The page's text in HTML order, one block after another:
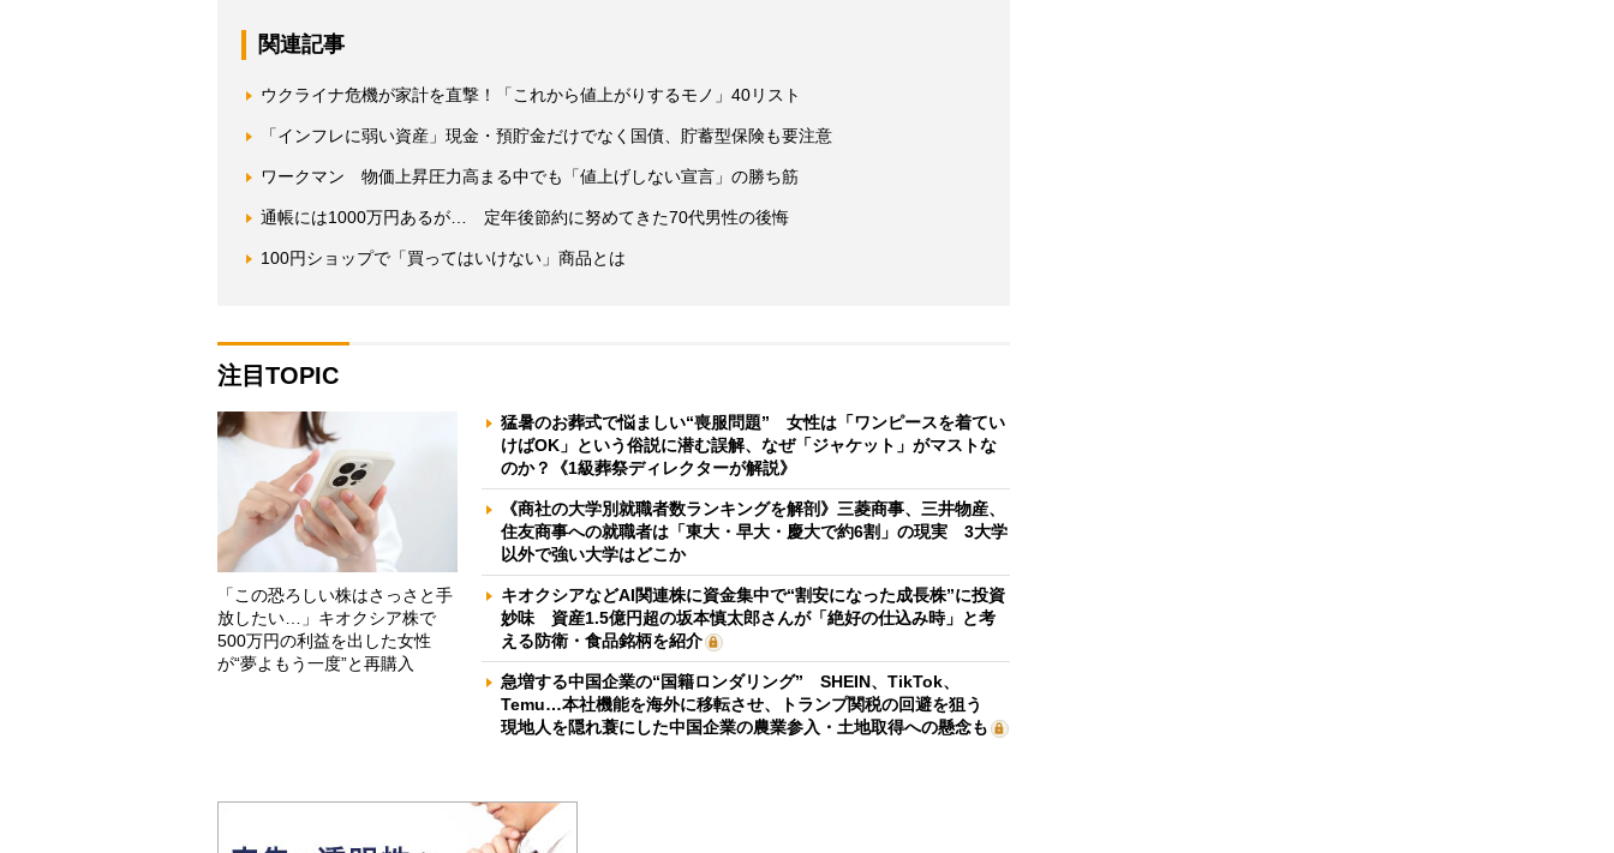
関連記事
ウクライナ危機が家計を直撃！「これから値上がりするモノ」40リスト
「インフレに弱い資産」現金・預貯金だけでなく国債、貯蓄型保険も要注意
ワークマン 物価上昇圧力高まる中でも「値上げしない宣言」の勝ち筋
通帳には1000万円あるが… 定年後節約に努めてきた70代男性の後悔
100円ショップで「買ってはいけない」商品とは
注目TOPIC
「この恐ろしい株はさっさと手
放したい…」キオクシア株で
500万円の利益を出した女性
が“夢よもう一度”と再購入
猛暑のお葬式で悩ましい“喪服問題” 女性は「ワンピースを着てい
けばOK」という俗説に潜む誤解、なぜ「ジャケット」がマストな
のか？《1級葬祭ディレクターが解説》
《商社の大学別就職者数ランキングを解剖》三菱商事、三井物産、
住友商事への就職者は「東大・早大・慶大で約6割」の現実 3大学
以外で強い大学はどこか
キオクシアなどAI関連株に資金集中で“割安になった成長株”に投資
妙味 資産1.5億円超の坂本慎太郎さんが「絶好の仕込み時」と考
える防衛・食品銘柄を紹介
急増する中国企業の“国籍ロンダリング” SHEIN、TikTok、
Temu…本社機能を海外に移転させ、トランプ関税の回避を狙う
現地人を隠れ蓑にした中国企業の農業参入・土地取得への懸念も